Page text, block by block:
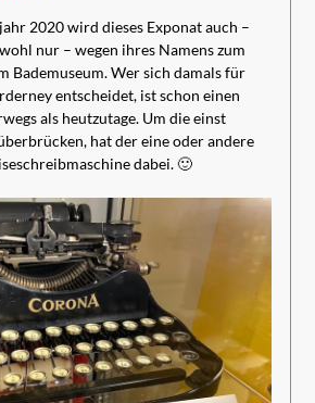
2020 wird dieses Exponat auch –
nur – wegen ihres Namens zum
Bademuseum. Wer sich damals für
entscheidet, ist schon einen
als heutzutage. Um die einst
hat der eine oder andere
dabei. 🙂